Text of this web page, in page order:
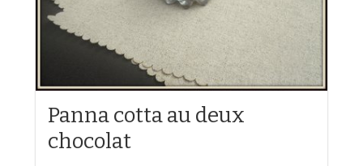
Panna cotta au deux
chocolat